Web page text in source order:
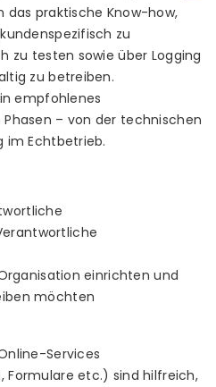
das praktische Know-how,
zu
zu testen sowie über Logging
zu betreiben.
empfohlenes
– von der technischen
im Echtbetrieb.
einrichten und
möchten
Services
Formulare etc.) sind hilfreich,